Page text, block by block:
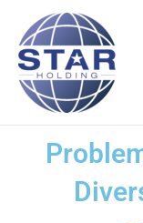
contingut